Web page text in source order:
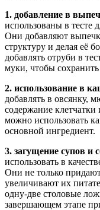
1. добавление в
использованы в тесте
Они добавляют
структуру и делая её
добавлять отруби в
муки, чтобы
2. использование в
добавлять в овсянку,
содержание
можно использовать
основной ингредиент.
3. загущение супов и
использовать в
Они не только
увеличивают их
одну-две столовые
завершающем этапе